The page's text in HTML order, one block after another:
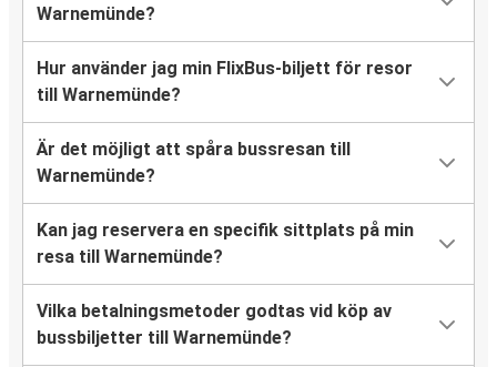
Warnemünde?
Hur använder jag min FlixBus-biljett för resor
till Warnemünde?
Är det möjligt att spåra bussresan till
Warnemünde?
Kan jag reservera en specifik sittplats på min
resa till Warnemünde?
Vilka betalningsmetoder godtas vid köp av
bussbiljetter till Warnemünde?